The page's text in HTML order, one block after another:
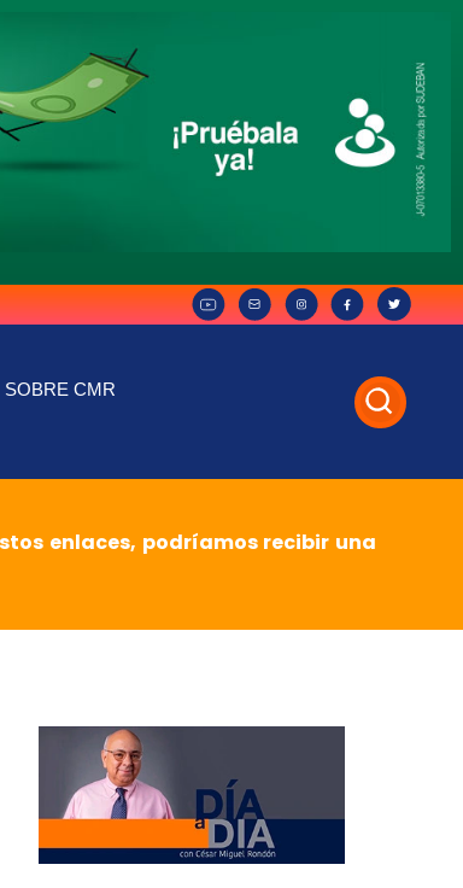
SOBRE CMR
enlaces, podríamos recibir una